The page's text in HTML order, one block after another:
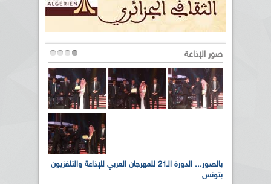
صور الإذاعة
بالصور... الدورة الـ21 للمهرجان العربي للإذاعة والتلفزيون
بتونس